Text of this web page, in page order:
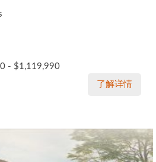
- $1,119,990
了解详情